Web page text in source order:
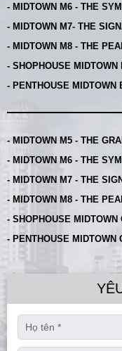
- MIDTOWN M6 - THE
- MIDTOWN M7- THE
- MIDTOWN M8 - THE
- SHOPHOUSE MIDTOWN
- PENTHOUSE MIDTOWN
- MIDTOWN M5 - THE
- MIDTOWN M6 - THE
- MIDTOWN M7 - THE
- MIDTOWN M8 - THE
- SHOPHOUSE MIDTOWN
- PENTHOUSE MIDTOWN